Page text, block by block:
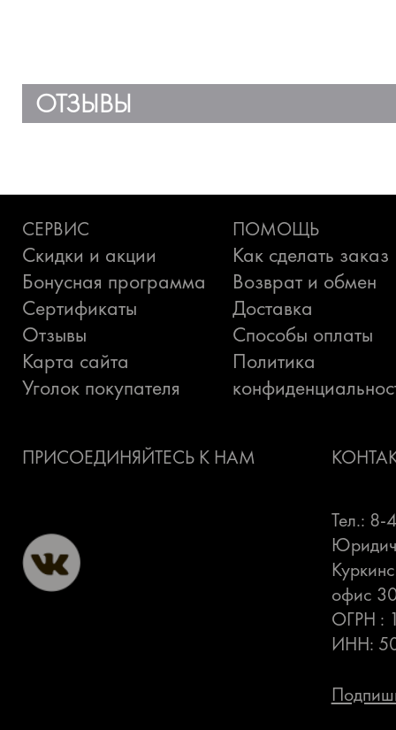
ОТЗЫВЫ
СЕРВИС
Скидки и акции
Бонусная программа
Сертификаты
Отзывы
Карта сайта
Уголок покупателя
ПОМОЩЬ
Как сделать заказ
Возврат и обмен
Доставка
Способы оплаты
Политика
ПРИСОЕДИНЯЙТЕСЬ К НАМ
Тел.: 8-
офис
ОГРН :
ИНН: